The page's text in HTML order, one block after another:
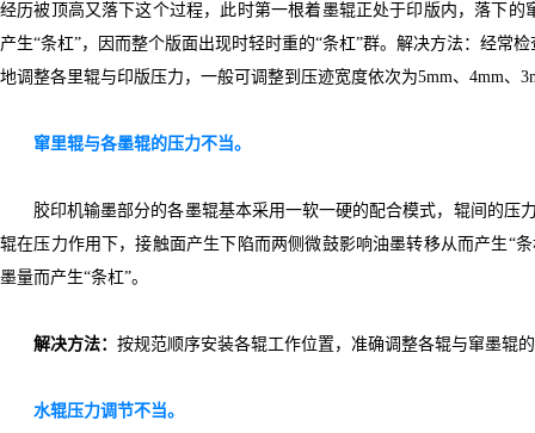
经历被顶高又落下这个过程，此时第一根着墨辊正处于印版内，落下
产生“条杠”，因而整个版面出现时轻时重的“条杠”群。解决方法：经常
地调整各里辊与印版压力，一般可调整到压迹宽度依次为5mm、4mm、
窜里辊与各墨辊的压力不当。
胶印机输墨部分的各墨辊基本采用一软一硬的配合模式，辊间的
辊在压力作用下，接触面产生下陷而两侧微鼓影响油墨转移从而产生“
墨量而产生“条杠”。
解决方法： 按规范顺序安装各辊工作位置，准确调整各辊与窜墨辊
水辊压力调节不当。